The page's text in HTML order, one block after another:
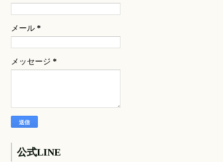
メール*
メッセージ*
公式LINE